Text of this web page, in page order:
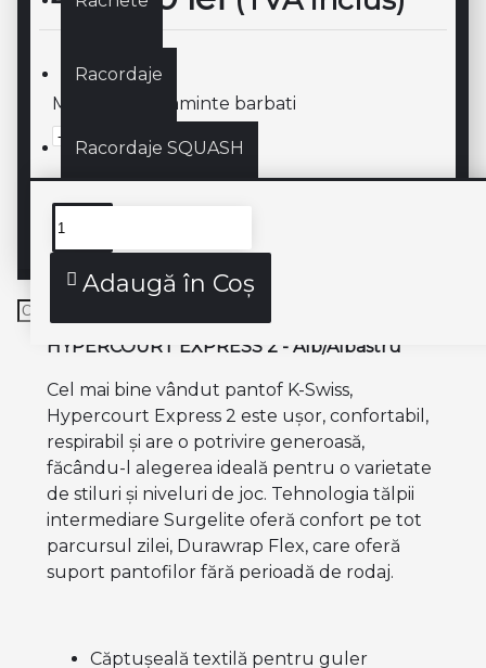
Racordaje
Racordaje SQUASH
Marime incaltaminte barbati
Adaugă în Coş
Descriere produs
HYPERCOURT EXPRESS 2 - Alb/Albastru
Cel mai bine vândut pantof K-Swiss,
Hypercourt Express 2 este ușor, confortabil,
respirabil și are o potrivire generoasă,
făcându-l alegerea ideală pentru o varietate
de stiluri și niveluri de joc. Tehnologia tălpii
intermediare Surgelite oferă confort pe tot
parcursul zilei, Durawrap Flex, care oferă
suport pantofilor fără perioadă de rodaj.
Căptușeală textilă pentru guler